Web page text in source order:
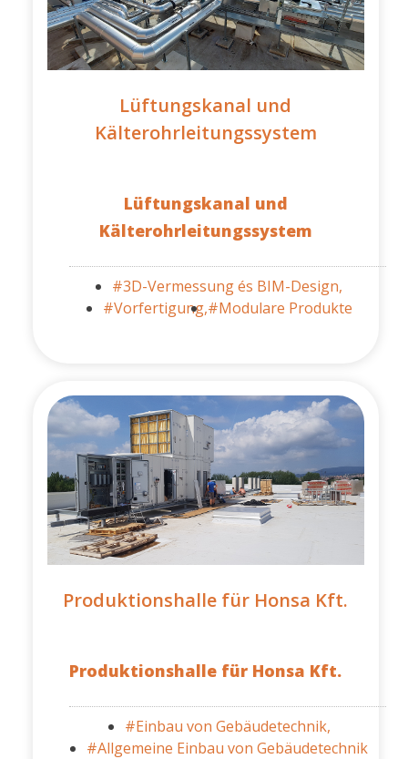
Lüftungskanal und
Kälterohrleitungssystem
Lüftungskanal und
Kälterohrleitungssystem
#3D-Vermessung és BIM-Design,
#Vorfertigung,#Modulare Produkte
Produktionshalle für Honsa Kft.
Produktionshalle für Honsa Kft.
#Einbau von Gebäudetechnik,
#Allgemeine Einbau von Gebäudetechnik